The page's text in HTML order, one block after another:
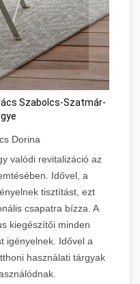
Szabolcs-Szatmár-
Dorina
valódi revitalizáció az
Idővel, a
tisztítást, ezt
csapatra bízza. A
kiegészítői minden
igényelnek. Idővel a
használati tárgyak